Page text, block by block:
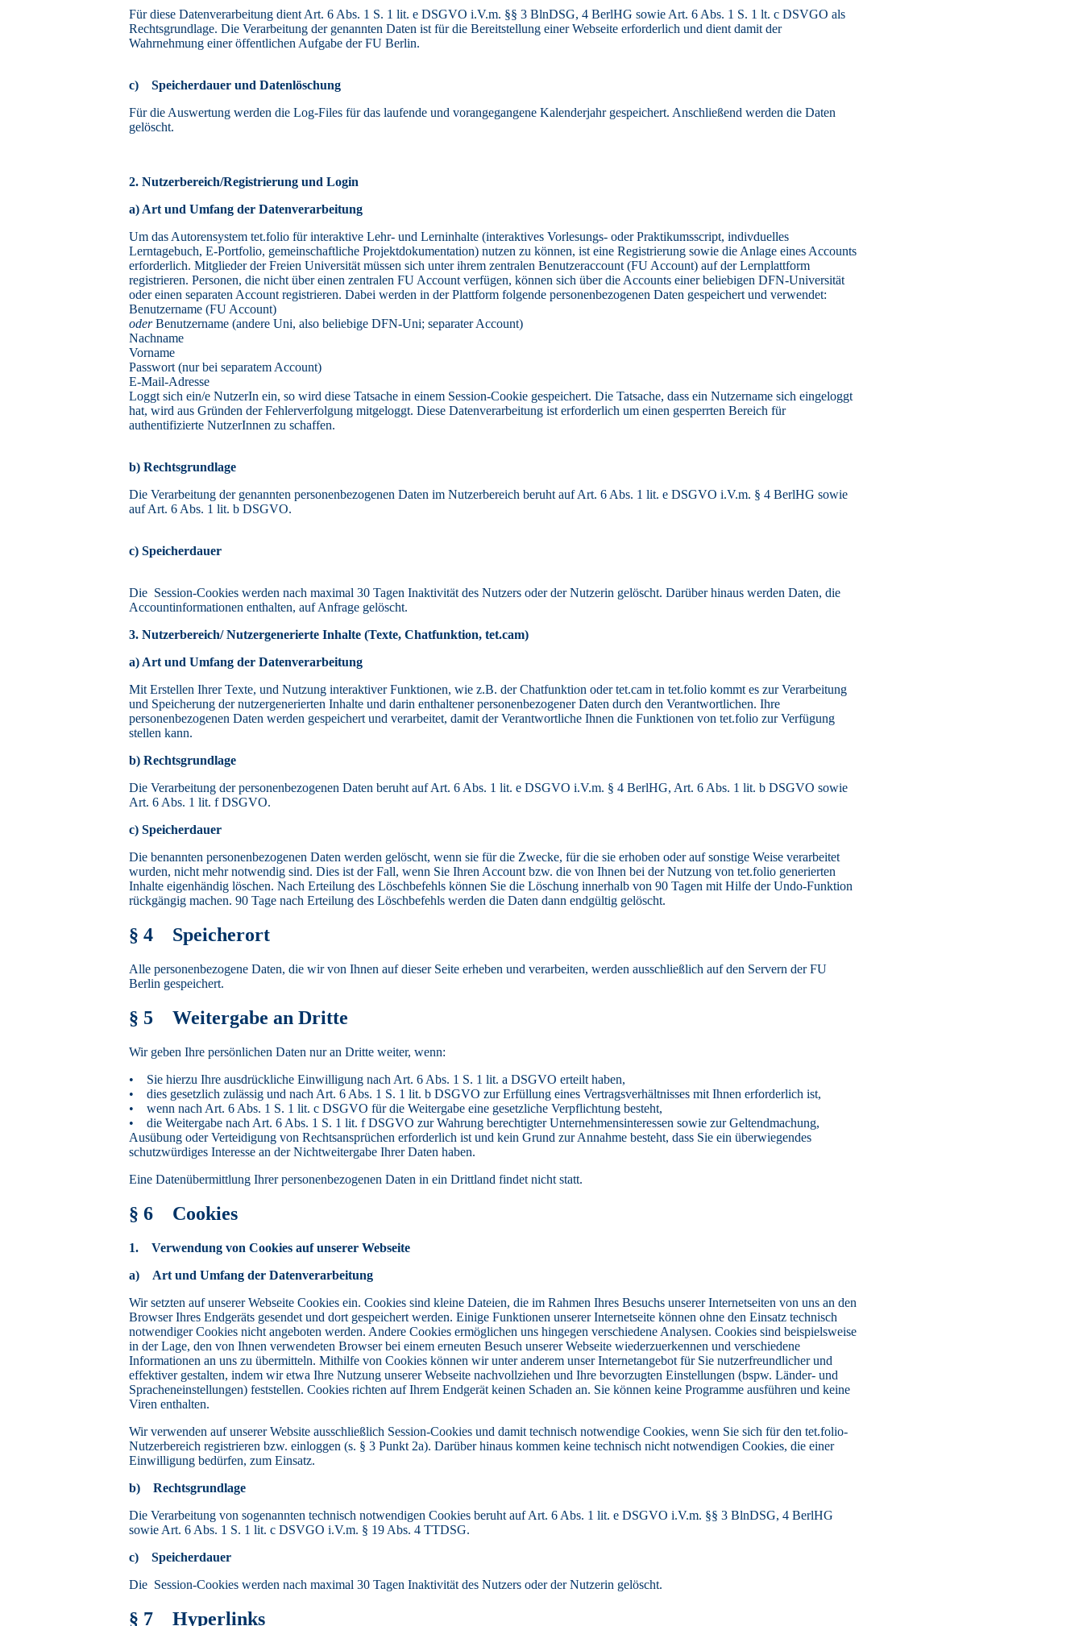
Für diese Datenverarbeitung dient Art. 6 Abs. 1 S. 1 lit. e DSGVO i.V.m. §§ 3 BlnDSG, 4 BerlHG sowie Art. 6 Abs. 1 S. 1 lt. c DSVGO als
Rechtsgrundlage. Die Verarbeitung der genannten Daten ist für die Bereitstellung einer Webseite erforderlich und dient damit der
Wahrnehmung einer öffentlichen Aufgabe der FU Berlin.
c) Speicherdauer und Datenlöschung
Für die Auswertung werden die Log-Files für das laufende und vorangegangene Kalenderjahr gespeichert. Anschließend werden die Daten
gelöscht.
2. Nutzerbereich/Registrierung und Login
a) Art und Umfang der Datenverarbeitung
Um das Autorensystem tet.folio für interaktive Lehr- und Lerninhalte (interaktives Vorlesungs- oder Praktikumsscript, indivduelles
Lerntagebuch, E-Portfolio, gemeinschaftliche Projektdokumentation) nutzen zu können, ist eine Registrierung sowie die Anlage eines Accounts
erforderlich. Mitglieder der Freien Universität müssen sich unter ihrem zentralen Benutzeraccount (FU Account) auf der Lernplattform
registrieren. Personen, die nicht über einen zentralen FU Account verfügen, können sich über die Accounts einer beliebigen DFN-Universität
oder einen separaten Account registrieren. Dabei werden in der Plattform folgende personenbezogenen Daten gespeichert und verwendet:
Benutzername (FU Account)
oderBenutzername (andere Uni, also beliebige DFN-Uni; separater Account)
Nachname
Vorname
Passwort (nur bei separatem Account)
E-Mail-Adresse
Loggt sich ein/e NutzerIn ein, so wird diese Tatsache in einem Session-Cookie gespeichert. Die Tatsache, dass ein Nutzername sich eingeloggt
hat, wird aus Gründen der Fehlerverfolgung mitgeloggt. Diese Datenverarbeitung ist erforderlich um einen gesperrten Bereich für
authentifizierte NutzerInnen zu schaffen.
b) Rechtsgrundlage
Die Verarbeitung der genannten personenbezogenen Daten im Nutzerbereich beruht auf Art. 6 Abs. 1 lit. e DSGVO i.V.m. § 4 BerlHG sowie
auf Art. 6 Abs. 1 lit. b DSGVO.
c) Speicherdauer
Die Session-Cookies werden nach maximal 30 Tagen Inaktivität des Nutzers oder der Nutzerin gelöscht. Darüber hinaus werden Daten, die
Accountinformationen enthalten, auf Anfrage gelöscht.
3. Nutzerbereich/ Nutzergenerierte Inhalte (Texte, Chatfunktion, tet.cam)
a) Art und Umfang der Datenverarbeitung
Mit Erstellen Ihrer Texte, und Nutzung interaktiver Funktionen, wie z.B. der Chatfunktion oder tet.cam in tet.folio kommt es zur Verarbeitung
und Speicherung der nutzergenerierten Inhalte und darin enthaltener personenbezogener Daten durch den Verantwortlichen. Ihre
personenbezogenen Daten werden gespeichert und verarbeitet, damit der Verantwortliche Ihnen die Funktionen von tet.folio zur Verfügung
stellen kann.
b) Rechtsgrundlage
Die Verarbeitung der personenbezogenen Daten beruht auf Art. 6 Abs. 1 lit. e DSGVO i.V.m. § 4 BerlHG, Art. 6 Abs. 1 lit. b DSGVO sowie
Art. 6 Abs. 1 lit. f DSGVO.
c) Speicherdauer
Die benannten personenbezogenen Daten werden gelöscht, wenn sie für die Zwecke, für die sie erhoben oder auf sonstige Weise verarbeitet
wurden, nicht mehr notwendig sind. Dies ist der Fall, wenn Sie Ihren Account bzw. die von Ihnen bei der Nutzung von tet.folio generierten
Inhalte eigenhändig löschen. Nach Erteilung des Löschbefehls können Sie die Löschung innerhalb von 90 Tagen mit Hilfe der Undo-Funktion
rückgängig machen. 90 Tage nach Erteilung des Löschbefehls werden die Daten dann endgültig gelöscht.
§ 4 Speicherort
Alle personenbezogene Daten, die wir von Ihnen auf dieser Seite erheben und verarbeiten, werden ausschließlich auf den Servern der FU
Berlin gespeichert.
§ 5 Weitergabe an Dritte
Wir geben Ihre persönlichen Daten nur an Dritte weiter, wenn:
• Sie hierzu Ihre ausdrückliche Einwilligung nach Art. 6 Abs. 1 S. 1 lit. a DSGVO erteilt haben,
• dies gesetzlich zulässig und nach Art. 6 Abs. 1 S. 1 lit. b DSGVO zur Erfüllung eines Vertragsverhältnisses mit Ihnen erforderlich ist,
• wenn nach Art. 6 Abs. 1 S. 1 lit. c DSGVO für die Weitergabe eine gesetzliche Verpflichtung besteht,
• die Weitergabe nach Art. 6 Abs. 1 S. 1 lit. f DSGVO zur Wahrung berechtigter Unternehmensinteressen sowie zur Geltendmachung,
Ausübung oder Verteidigung von Rechtsansprüchen erforderlich ist und kein Grund zur Annahme besteht, dass Sie ein überwiegendes
schutzwürdiges Interesse an der Nichtweitergabe Ihrer Daten haben.
Eine Datenübermittlung Ihrer personenbezogenen Daten in ein Drittland findet nicht statt.
§ 6 Cookies
1. Verwendung von Cookies auf unserer Webseite
a) Art und Umfang der Datenverarbeitung
Wir setzten auf unserer Webseite Cookies ein. Cookies sind kleine Dateien, die im Rahmen Ihres Besuchs unserer Internetseiten von uns an den
Browser Ihres Endgeräts gesendet und dort gespeichert werden. Einige Funktionen unserer Internetseite können ohne den Einsatz technisch
notwendiger Cookies nicht angeboten werden. Andere Cookies ermöglichen uns hingegen verschiedene Analysen. Cookies sind beispielsweise
in der Lage, den von Ihnen verwendeten Browser bei einem erneuten Besuch unserer Webseite wiederzuerkennen und verschiedene
Informationen an uns zu übermitteln. Mithilfe von Cookies können wir unter anderem unser Internetangebot für Sie nutzerfreundlicher und
effektiver gestalten, indem wir etwa Ihre Nutzung unserer Webseite nachvollziehen und Ihre bevorzugten Einstellungen (bspw. Länder- und
Spracheneinstellungen) feststellen. Cookies richten auf Ihrem Endgerät keinen Schaden an. Sie können keine Programme ausführen und keine
Viren enthalten.
Wir verwenden auf unserer Website ausschließlich Session-Cookies und damit technisch notwendige Cookies, wenn Sie sich für den tet.folio-
Nutzerbereich registrieren bzw. einloggen (s. § 3 Punkt 2a). Darüber hinaus kommen keine technisch nicht notwendigen Cookies, die einer
Einwilligung bedürfen, zum Einsatz.
b) Rechtsgrundlage
Die Verarbeitung von sogenannten technisch notwendigen Cookies beruht auf Art. 6 Abs. 1 lit. e DSGVO i.V.m. §§ 3 BlnDSG, 4 BerlHG
sowie Art. 6 Abs. 1 S. 1 lit. c DSVGO i.V.m. § 19 Abs. 4 TTDSG.
c) Speicherdauer
Die Session-Cookies werden nach maximal 30 Tagen Inaktivität des Nutzers oder der Nutzerin gelöscht.
§ 7 Hyperlinks